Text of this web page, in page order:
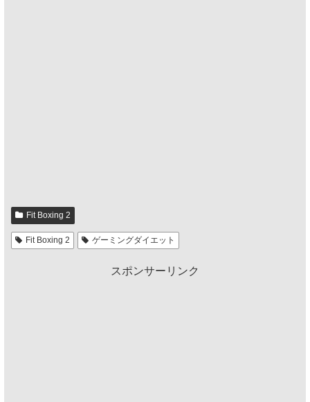
Fit Boxing 2
Fit Boxing 2 ゲーミングダイエット
スポンサーリンク